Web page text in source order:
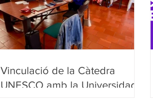
Vinculació de la Càtedra
UNESCO amb la Universidad